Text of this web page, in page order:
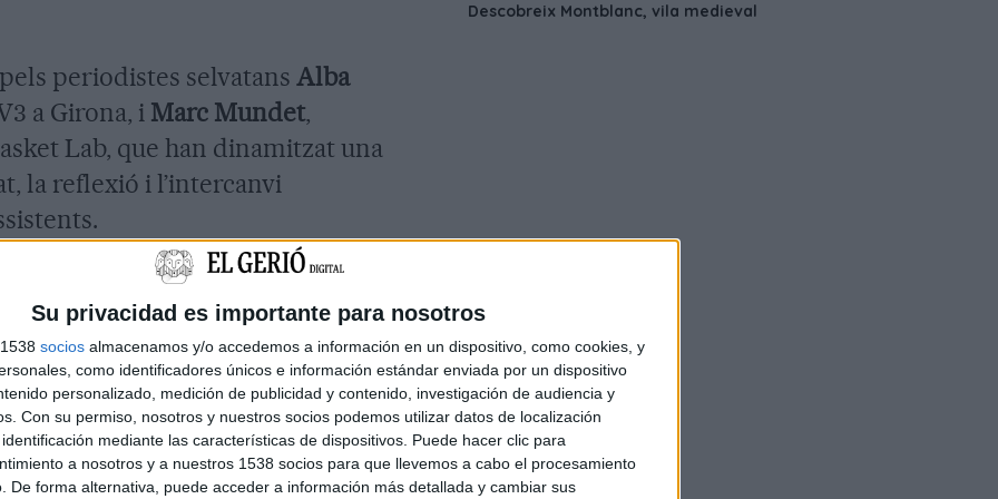
Su privacidad es importante para nosotros
socios almacenamos y/o accedemos a información en un dispositivo, como cookies, y
como identificadores únicos e información estándar enviada por un dispositivo
personalizado, medición de publicidad y contenido, investigación de audiencia y
Con su permiso, nosotros y nuestros socios podemos utilizar datos de localización
mediante las características de dispositivos. Puede hacer clic para
a nosotros y a nuestros 1538 socios para que llevemos a cabo el procesamiento
De forma alternativa, puede acceder a información más detallada y cambiar sus
periodistes selvatans Alba
a Girona, i Marc Mundet,
Lab, que han dinamitzat una
la reflexió i l’intercanvi
a càrrec deMariola Dinarès
videopòdcastPopapde Catalunya
“El pescaclics ja no funciona”.
que els mitjans apostin per la
continguts davant la saturació
en els hàbits de consum